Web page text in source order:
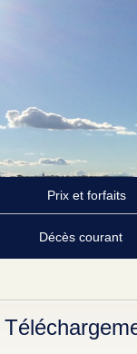
Prix et forfaits
Décès courant